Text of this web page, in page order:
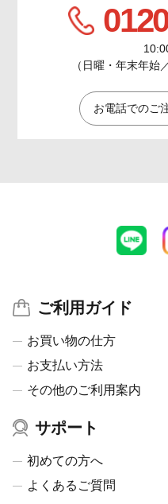
（日曜・年末年始
お電話でのご
ご利用ガイド
お買い物の仕方
お支払い方法
その他のご利用案内
サポート
初めての方へ
よくあるご質問